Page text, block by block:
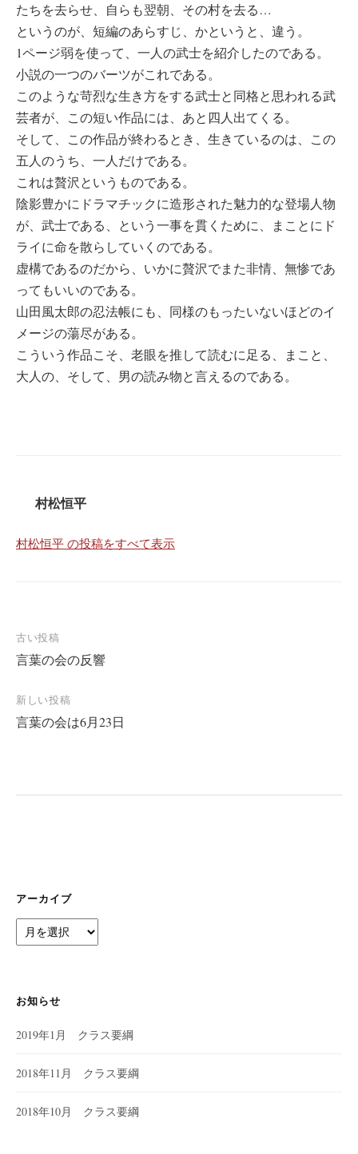
たちを去らせ、自らも翌朝、その村を去る…
というのが、短編のあらすじ、かというと、違う。
1ページ弱を使って、一人の武士を紹介したのである。
小説の一つのバーツがこれである。
このような苛烈な生き方をする武士と同格と思われる武
芸者が、この短い作品には、あと四人出てくる。
そして、この作品が終わるとき、生きているのは、この
五人のうち、一人だけである。
これは贅沢というものである。
陰影豊かにドラマチックに造形された魅力的な登場人物
が、武士である、という一事を貫くために、まことにド
ライに命を散らしていくのである。
虚構であるのだから、いかに贅沢でまた非情、無惨であ
ってもいいのである。
山田風太郎の忍法帳にも、同様のもったいないほどのイ
メージの蕩尽がある。
こういう作品こそ、老眼を推して読むに足る、まこと、
大人の、そして、男の読み物と言えるのである。
村松恒平
村松恒平 の投稿をすべて表示
投
稿
ナ
ビ
ゲ
古い投稿
言葉の会の反響
新しい投稿
言葉の会は6月23日
アーカイブ
ー
ブ
お知らせ
2019年1月 クラス要綱
2018年11月 クラス要綱
2018年10月 クラス要綱